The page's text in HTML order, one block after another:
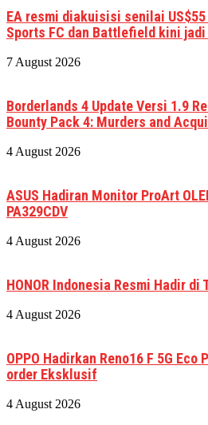
EA resmi diakuisisi senilai
Sports FC dan Battlefield kini
7 August 2026
Borderlands 4 Update Versi 1.9
Bounty Pack 4: Murders and
4 August 2026
ASUS Hadiran Monitor ProArt
PA329CDV
4 August 2026
HONOR Indonesia Resmi Hadir di
4 August 2026
OPPO Hadirkan Reno16 F 5G
order Eksklusif
4 August 2026